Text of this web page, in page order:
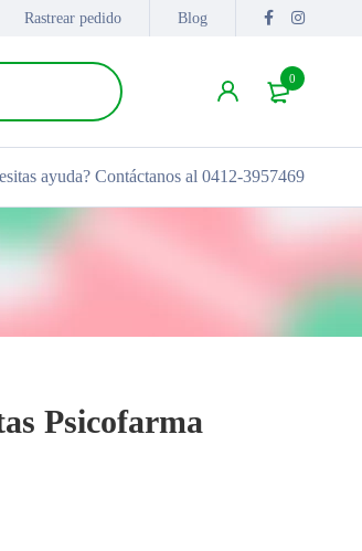
Rastrear pedido Blog
0
ayuda? Contáctanos al 0412-3957469
Psicofarma